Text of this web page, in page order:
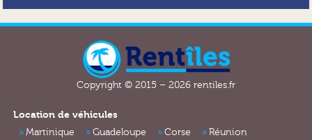
Copyright © 2015 – 2026 rentiles.fr
Location de véhicules
Martinique Guadeloupe Corse Réunion